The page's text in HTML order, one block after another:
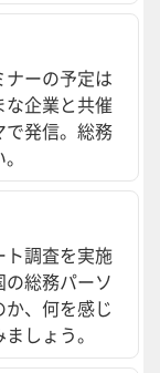
ーの予定は
企業と共催
で発信。総務
ト調査を実施
総務パーソ
、何を感じ
しょう。